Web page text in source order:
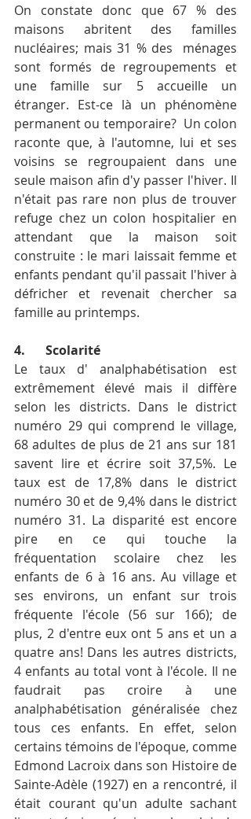
On constate donc que 67 % des
maisons abritent des familles
nucléaires; mais 31 % des  ménages
sont formés de regroupements et
une famille sur 5 accueille un
étranger. Est-ce là un phénomène
permanent ou temporaire?  Un colon
raconte que, à l'automne, lui et ses
voisins se regroupaient dans une
seule maison afin d'y passer l'hiver. Il
n'était pas rare non plus de trouver
refuge chez un colon hospitalier en
attendant que la maison soit
construite : le mari laissait femme et
enfants pendant qu'il passait l'hiver à
défricher et revenait chercher sa
famille au printemps.
4.	Scolarité
Le taux d' analphabétisation est
extrêmement élevé mais il diffère
selon les districts. Dans le district
numéro 29 qui comprend le village,
68 adultes de plus de 21 ans sur 181
savent lire et écrire soit 37,5%. Le
taux est de 17,8% dans le district
numéro 30 et de 9,4% dans le district
numéro 31. La disparité est encore
pire en ce qui touche la
fréquentation scolaire chez les
enfants de 6 à 16 ans. Au village et
ses environs, un enfant sur trois
fréquente l'école (56 sur 166); de
plus, 2 d'entre eux ont 5 ans et un a
quatre ans! Dans les autres districts,
4 enfants au total vont à l'école. Il ne
faudrait pas croire à une
analphabétisation généralisée chez
tous ces enfants. En effet, selon
certains témoins de l'époque, comme
Edmond Lacroix dans son Histoire de
Sainte-Adèle (1927) en a rencontré, il
était courant qu'un adulte sachant